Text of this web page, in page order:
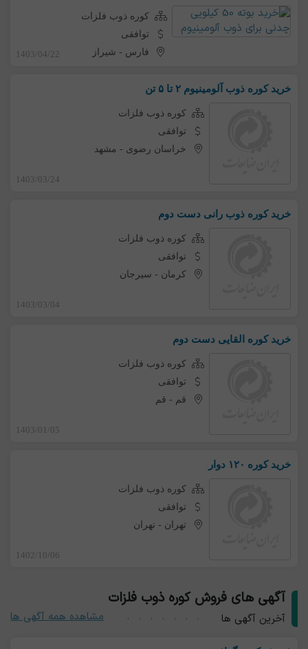
کوره ذوب فلزات
توافقی
فارس - شیراز 1403/04/22
خرید کوره ذوب آلومینیوم ۲ تا ۵ تن
کوره ذوب فلزات
توافقی
خراسان رضوی - مشهد
1403/03/24
خرید کوره ذوب رانی دست دوم
کوره ذوب فلزات
توافقی
کرمان - سیرجان
1403/03/04
خرید کوره القایی دست دوم
کوره ذوب فلزات
توافقی
قم - قم
1403/01/05
خرید کوره ۱۲۰ دوار
کوره ذوب فلزات
توافقی
تهران - تهران
1402/10/06
آگهی های فروش کوره ذوب فلزات
آخرین آگهی ها مشاهده همه آگهی ها